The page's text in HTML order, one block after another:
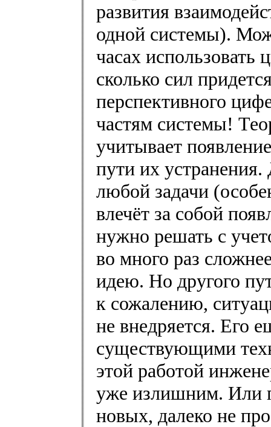
развития
одной системы).
часах
сколько сил
перспективного
частям системы!
учитывает
пути их
любой задачи
влечёт за собой
нужно решать с
во много раз
идею. Но другого
к сожалению,
не внедряется. Его
существующими
этой работой
уже излишним. Или
новых, далеко не